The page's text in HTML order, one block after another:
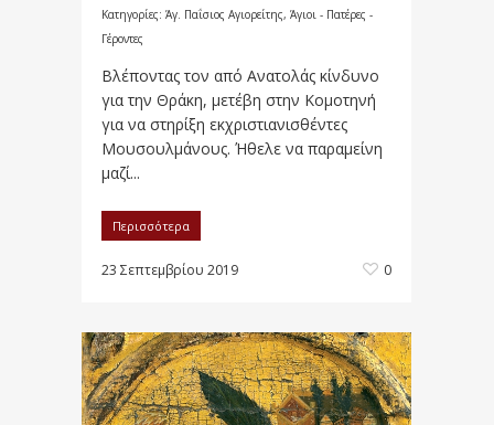
Κατηγορίες: Άγ. Παΐσιος Αγιορείτης, Άγιοι - Πατέρες -
Γέροντες
Βλέποντας τον από Ανατολάς κίνδυνο
για την Θράκη, μετέβη στην Κομοτηνή
για να στηρίξη εκχριστιανισθέντες
Μουσουλμάνους. Ήθελε να παραμείνη
μαζί...
Περισσότερα
23 Σεπτεμβρίου 2019 0